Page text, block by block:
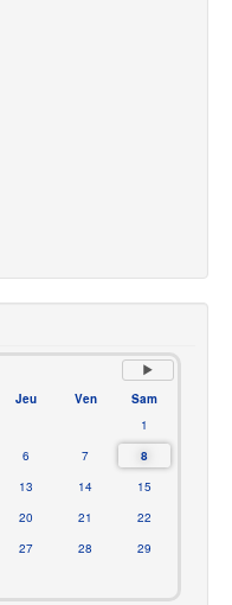
Jeu Ven
Sam
1
6 7
8
13 14
15
20 21
22
27 28
29